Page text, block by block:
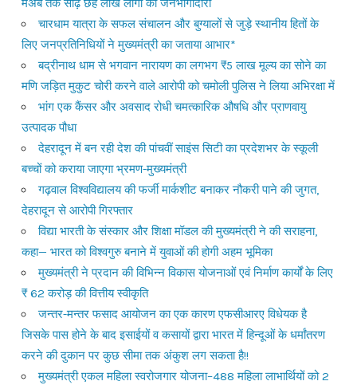
मेंअब तक साढ़े छह लाख लोगों की जनभागीदारी
चारधाम यात्रा के सफल संचालन और बुग्यालों से जुड़े स्थानीय हितों के
लिए जनप्रतिनिधियों ने मुख्यमंत्री का जताया आभार*
बद्रीनाथ धाम से भगवान नारायण का लगभग ₹5 लाख मूल्य का सोने का
मणि जड़ित मुकुट चोरी करने वाले आरोपी को चमोली पुलिस ने लिया अभिरक्षा में
भांग एक कैंसर और अवसाद रोधी चमत्कारिक औषधि और प्राणवायु
उत्पादक पौधा
देहरादून में बन रही देश की पांचवीं साइंस सिटी का प्रदेशभर के स्कूली
बच्चों को कराया जाएगा भ्रमण-मुख्यमंत्री
गढ़वाल विश्वविद्यालय की फर्जी मार्कशीट बनाकर नौकरी पाने की जुगत,
देहरादून से आरोपी गिरफ्तार
विद्या भारती के संस्कार और शिक्षा मॉडल की मुख्यमंत्री ने की सराहना,
कहा— भारत को विश्वगुरु बनाने में युवाओं की होगी अहम भूमिका
मुख्यमंत्री ने प्रदान की विभिन्न विकास योजनाओं एवं निर्माण कार्यों के लिए
₹ 62 करोड़ की वित्तीय स्वीकृति
जन्तर-मन्तर फसाद आयोजन का एक कारण एफसीआरए विधेयक है
जिसके पास होने के बाद इसाईयों व कसायों द्वारा भारत में हिन्दूओं के धर्मांतरण
करने की दुकान पर कुछ सीमा तक अंकुश लग सकता है!!
मुख्यमंत्री एकल महिला स्वरोजगार योजना–488 महिला लाभार्थियों को 2